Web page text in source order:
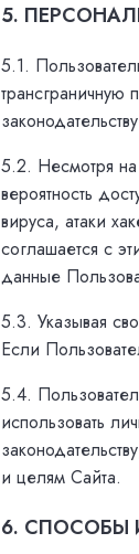
5.
5.1.
5.2. Несмотря на
вероятность
вируса, атаки
соглашается с
данные
5.3. Указывая
Если
5.4.
использовать
и целям Сайта.
6. СПОСОБЫ